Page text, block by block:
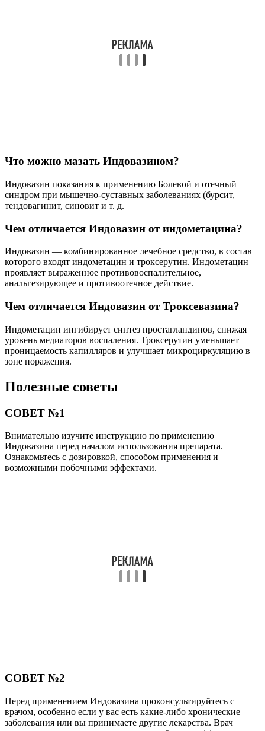
Что можно мазать Индовазином?
Индовазин показания к применению Болевой и отечный
синдром при мышечно-суставных заболеваниях (бурсит,
тендовагинит, синовит и т. д.
Чем отличается Индовазин от индометацина?
Индовазин — комбинированное лечебное средство, в состав
которого входят индометацин и троксерутин. Индометацин
проявляет выраженное противовоспалительное,
анальгезирующее и противоотечное действие.
Чем отличается Индовазин от Троксевазина?
Индометацин ингибирует синтез простагландинов, снижая
уровень медиаторов воспаления. Троксерутин уменьшает
проницаемость капилляров и улучшает микроциркуляцию в
зоне поражения.
Полезные советы
СОВЕТ №1
Внимательно изучите инструкцию по применению
Индовазина перед началом использования препарата.
Ознакомьтесь с дозировкой, способом применения и
возможными побочными эффектами.
СОВЕТ №2
Перед применением Индовазина проконсультируйтесь с
врачом, особенно если у вас есть какие-либо хронические
заболевания или вы принимаете другие лекарства. Врач